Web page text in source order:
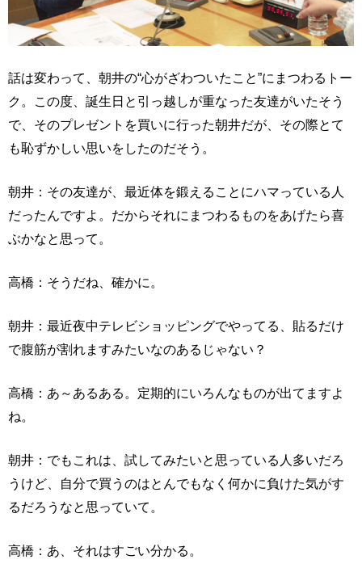
話は変わって、朝井の“心がざわついたこと”にまつわるトー
ク。この度、誕生日と引っ越しが重なった友達がいたそう
で、そのプレゼントを買いに行った朝井だが、その際とて
も恥ずかしい思いをしたのだそう。
朝井：その友達が、最近体を鍛えることにハマっている人
だったんですよ。だからそれにまつわるものをあげたら喜
ぶかなと思って。
高橋：そうだね、確かに。
朝井：最近夜中テレビショッピングでやってる、貼るだけ
で腹筋が割れますみたいなのあるじゃない？
高橋：あ～あるある。定期的にいろんなものが出てますよ
ね。
朝井：でもこれは、試してみたいと思っている人多いだろ
うけど、自分で買うのはとんでもなく何かに負けた気がす
るだろうなと思っていて。
高橋：あ、それはすごい分かる。